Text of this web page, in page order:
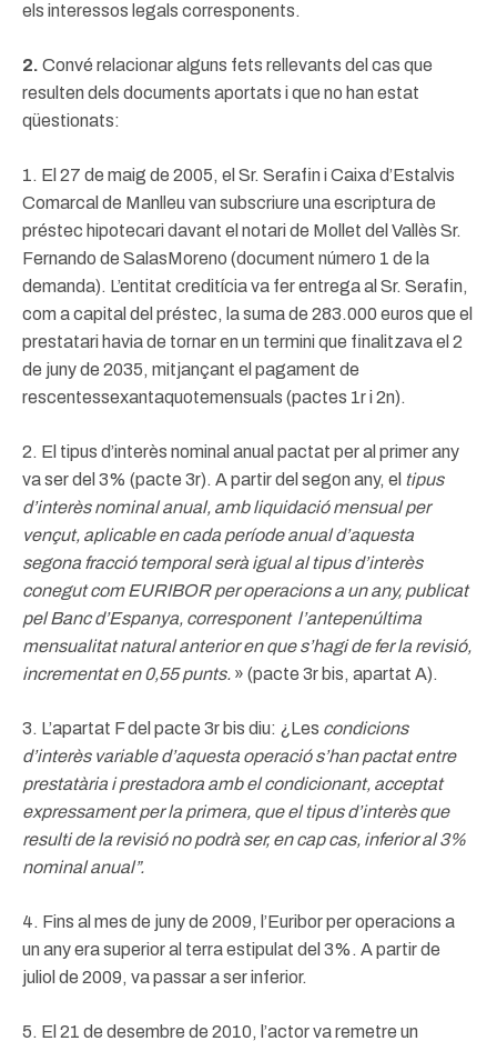
els interessos legals corresponents.
2. Convé relacionar alguns fets rellevants del cas que
resulten dels documents aportats i que no han estat
qüestionats:
1. El 27 de maig de 2005, el Sr. Serafin i Caixa d’Estalvis
Comarcal de Manlleu van subscriure una escriptura de
préstec hipotecari davant el notari de Mollet del Vallès Sr.
Fernando de SalasMoreno (document número 1 de la
demanda). L’entitat creditícia va fer entrega al Sr. Serafin,
com a capital del préstec, la suma de 283.000 euros que el
prestatari havia de tornar en un termini que finalitzava el 2
de juny de 2035, mitjançant el pagament de
rescentessexantaquotemensuals (pactes 1r i 2n).
2. El tipus d’interès nominal anual pactat per al primer any
va ser del 3% (pacte 3r). A partir del segon any, el tipus
d’interès nominal anual, amb liquidació mensual per
vençut, aplicable en cada període anual d’aquesta
segona fracció temporal serà igual al tipus d’interès
conegut com EURIBOR per operacions a un any, publicat
pel Banc d’Espanya, corresponent l’antepenúltima
mensualitat natural anterior en que s’hagi de fer la revisió,
incrementat en 0,55 punts. » (pacte 3r bis, apartat A).
3. L’apartat F del pacte 3r bis diu: ¿Les condicions
d’interès variable d’aquesta operació s’han pactat entre
prestatària i prestadora amb el condicionant, acceptat
expressament per la primera, que el tipus d’interès que
resulti de la revisió no podrà ser, en cap cas, inferior al 3%
nominal anual”.
4. Fins al mes de juny de 2009, l’Euribor per operacions a
un any era superior al terra estipulat del 3%. A partir de
juliol de 2009, va passar a ser inferior.
5. El 21 de desembre de 2010, l’actor va remetre un